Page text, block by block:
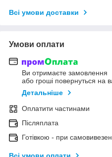
Всі умови доставки
Умови оплати
Ви отримаєте замовлення
або гроші повернуться на
Детальніше
Оплатити частинами
Післяплата
Готівкою - при